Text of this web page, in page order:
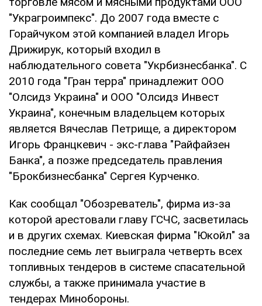
"Украгроимпекс". До 2007 года вместе с
Горайчуком этой компанией владел Игорь
Дрижирук, который входил в
наблюдательного совета "Укрбизнесбанка". С
2010 года "Гран терра" принадлежит ООО
"Олсидз Украина" и ООО "Олсидз Инвест
Украина", конечным владельцем которых
является Вячеслав Петрище, а директором
Игорь Францкевич - экс-глава "Райфайзен
Банка", а позже председатель правления
"Брокбизнесбанка" Сергея Курченко.
Как сообщал "Обозреватель", фирма из-за
которой арестовали главу ГСЧС, засветилась
и в других схемах. Киевская фирма "Юкойл" за
последние семь лет выиграла четверть всех
топливных тендеров в системе спасательной
службы, а также принимала участие в
тендерах Минобороны.